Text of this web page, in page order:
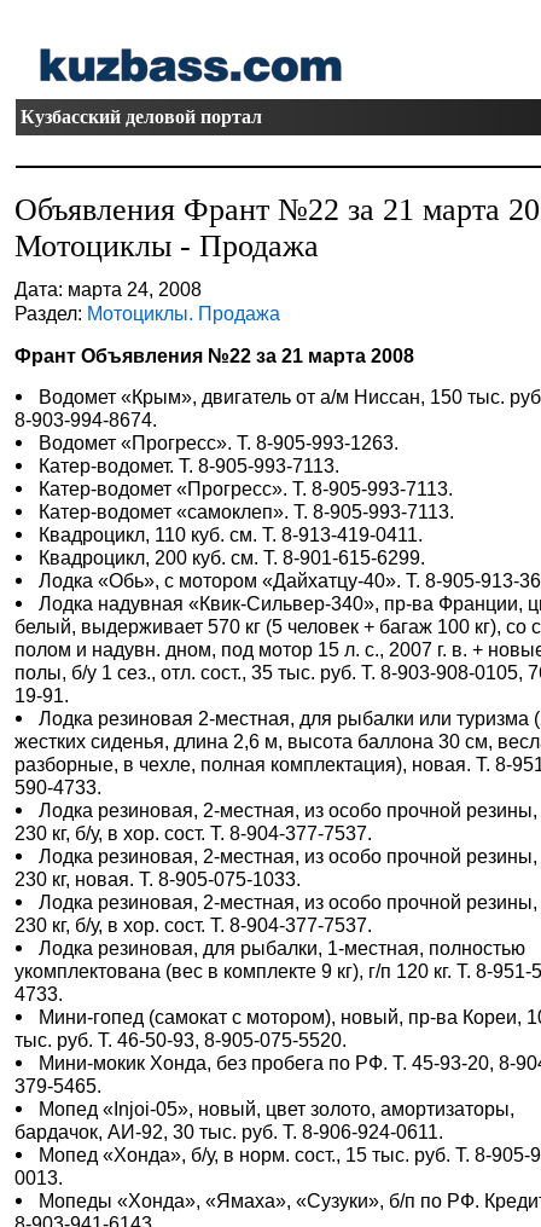
Кузбасский деловой портал
Объявления Франт №22 за 21 марта
Мотоциклы - Продажа
Дата: марта 24, 2008
Раздел: Мотоциклы. Продажа
Франт Объявления №22 за 21 марта 2008
Водомет «Крым», двигатель от а/м Ниссан, 150 тыс.
8-903-994-8674.
Водомет «Прогресс». Т. 8-905-993-1263.
Катер-водомет. Т. 8-905-993-7113.
Катер-водомет «Прогресс». Т. 8-905-993-7113.
Катер-водомет «самоклеп». Т. 8-905-993-7113.
Квадроцикл, 110 куб. см. Т. 8-913-419-0411.
Квадроцикл, 200 куб. см. Т. 8-901-615-6299.
Лодка «Обь», с мотором «Дайхатцу-40». Т. 8-905-913-
Лодка надувная «Квик-Сильвер-340», пр-ва Франции,
белый, выдерживает 570 кг (5 человек + багаж 100 кг), со
полом и надувн. дном, под мотор 15 л. с., 2007 г. в. +
полы, б/у 1 сез., отл. сост., 35 тыс. руб. Т. 8-903-908-0105,
19-91.
Лодка резиновая 2-местная, для рыбалки или туризма
жестких сиденья, длина 2,6 м, высота баллона 30 см,
разборные, в чехле, полная комплектация), новая. Т. 8-
590-4733.
Лодка резиновая, 2-местная, из особо прочной резины,
230 кг, б/у, в хор. сост. Т. 8-904-377-7537.
Лодка резиновая, 2-местная, из особо прочной резины,
230 кг, новая. Т. 8-905-075-1033.
Лодка резиновая, 2-местная, из особо прочной резины,
230 кг, б/у, в хор. сост. Т. 8-904-377-7537.
Лодка резиновая, для рыбалки, 1-местная, полностью
укомплектована (вес в комплекте 9 кг), г/п 120 кг. Т. 8-951-
4733.
Мини-гопед (самокат с мотором), новый, пр-ва Кореи,
тыс. руб. Т. 46-50-93, 8-905-075-5520.
Мини-мокик Хонда, без пробега по РФ. Т. 45-93-20, 8-
379-5465.
Мопед «Injоi-05», новый, цвет золото, амортизаторы,
бардачок, АИ-92, 30 тыс. руб. Т. 8-906-924-0611.
Мопед «Хонда», б/у, в норм. сост., 15 тыс. руб. Т. 8-905-
0013.
Мопеды «Хонда», «Ямаха», «Сузуки», б/п по РФ.